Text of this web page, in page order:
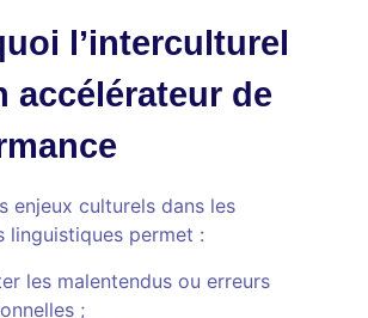
l’interculturel
accélérateur de
enjeux culturels dans les
linguistiques permet :
les malentendus ou erreurs
;